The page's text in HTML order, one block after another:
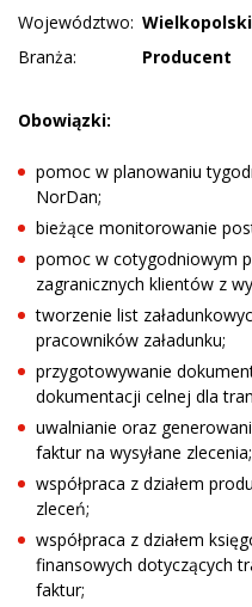
Województwo:
Branża:
Producent
Obowiązki:
pomoc w planowaniu
NorDan;
bieżące monitorowanie
pomoc w cotygodniowym
zagranicznych klientów z
tworzenie list
pracowników załadunku;
przygotowywanie
dokumentacji celnej dla
uwalnianie oraz
faktur na wysyłane zlecenia;
współpraca z działem
zleceń;
współpraca z działem
finansowych dotyczących
faktur;